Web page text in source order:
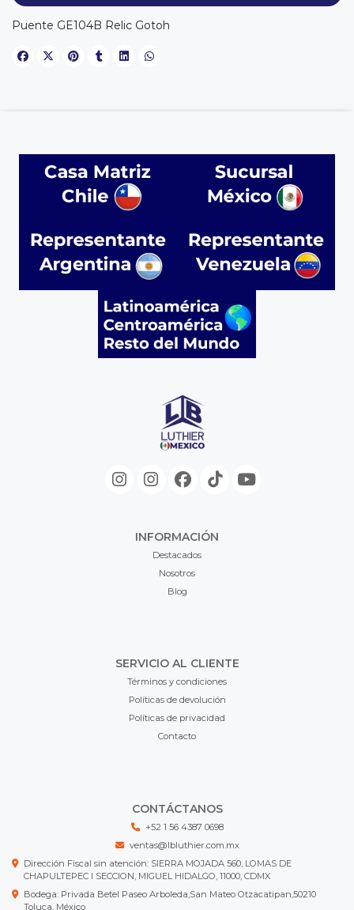
Puente GE104B Relic Gotoh
INFORMACIÓN
Destacados
Nosotros
Blog
SERVICIO AL CLIENTE
Términos y condiciones
Políticas de devolución
Políticas de privacidad
Contacto
CONTÁCTANOS
+52 1 56 4387 0698
ventas@lbluthier.com.mx
Dirección Fiscal sin atención: SIERRA MOJADA 560, LOMAS DE
CHAPULTEPEC I SECCION, MIGUEL HIDALGO, 11000, CDMX
Bodega: Privada Betel Paseo Arboleda,San Mateo Otzacatipan,50210
Toluca, México